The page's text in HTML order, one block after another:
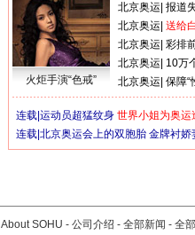
火炬手演“色戒”
北京奥运 报道
北京奥运 送给
北京奥运 彩排
北京奥运 10万
北京奥运 保障“
连载| 运动员超猛纹身 世界小姐为奥运
连载| 北京奥运会上的双胞胎 金牌衬娇
About SOHU - 公司介绍 - 全部新闻 - 全